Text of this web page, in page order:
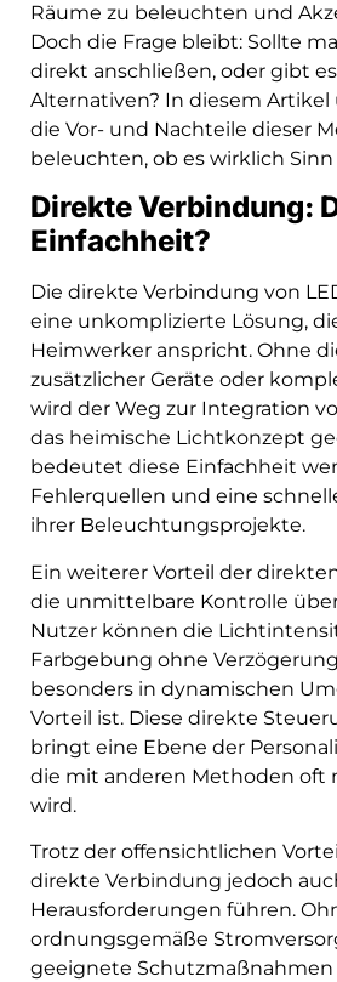
Räume zu beleuchten und
Doch die Frage bleibt: Sollte
direkt anschließen, oder gibt
Alternativen? In diesem
die Vor- und Nachteile dieser
beleuchten, ob es wirklich
Direkte Verbindung:
Einfachheit?
Die direkte Verbindung von
eine unkomplizierte Lösung,
Heimwerker anspricht. Ohne
zusätzlicher Geräte oder
wird der Weg zur Integration
das heimische Lichtkonzept
bedeutet diese Einfachheit
Fehlerquellen und eine
ihrer Beleuchtungsprojekte.
Ein weiterer Vorteil der
die unmittelbare Kontrolle
Nutzer können die
Farbgebung ohne
besonders in dynamischen
Vorteil ist. Diese direkte
bringt eine Ebene der
die mit anderen Methoden oft
wird.
Trotz der offensichtlichen
direkte Verbindung jedoch
Herausforderungen führen.
ordnungsgemäße
geeignete Schutzmaßnahmen